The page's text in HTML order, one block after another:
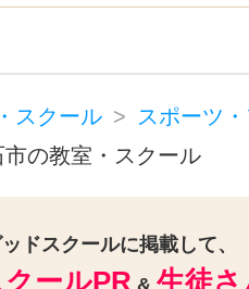
大日駅(1)
妙
地駅(1)
光明池
八戸ノ里駅(1)
桜ノ宮駅(1)
Ｒ難波駅(1)
北
スクール
スポーツ
市の教室・スクール
ドスクールに掲載して、
ールPR & 生徒